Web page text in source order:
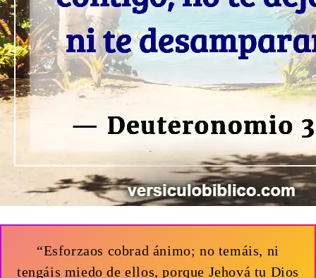
“Esforzaos cobrad ánimo; no temáis, ni
tengáis miedo de ellos, porque Jehová tu Dios